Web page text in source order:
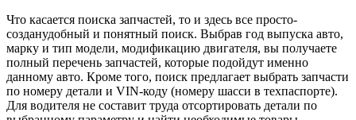
Что касается поиска запчастей, то и здесь все просто-
созданудобный и понятный поиск. Выбрав год выпуска авто,
марку и тип модели, модификацию двигателя, вы получаете
полный перечень запчастей, которые подойдут именно
данному авто. Кроме того, поиск предлагает выбрать запчасти
по номеру детали и VIN-коду (номеру шасси в техпаспорте).
Для водителя не составит труда отсортировать детали по